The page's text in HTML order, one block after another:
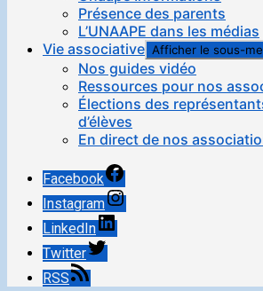
Présence des parents
L’UNAAPE dans les médias
Vie associative Afficher le sous-
Nos guides vidéo
Ressources pour nos
Élections des
d’élèves
En direct de nos
Facebook
Instagram
LinkedIn
Twitter
RSS